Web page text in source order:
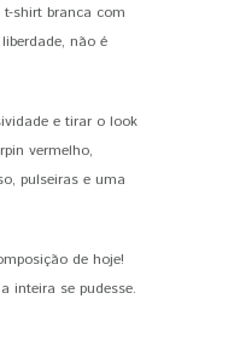
shirt branca com
não é
e tirar o look
vermelho,
pulseiras e uma
de hoje!
inteira se pudesse.